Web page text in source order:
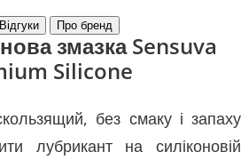
Відгуки Про бренд
змазка Sensuva
Silicone
без смаку і запаху
лубрикант на силіконовій